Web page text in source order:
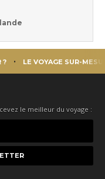
? LE VOYAGE SUR-
le meilleur du voyage :